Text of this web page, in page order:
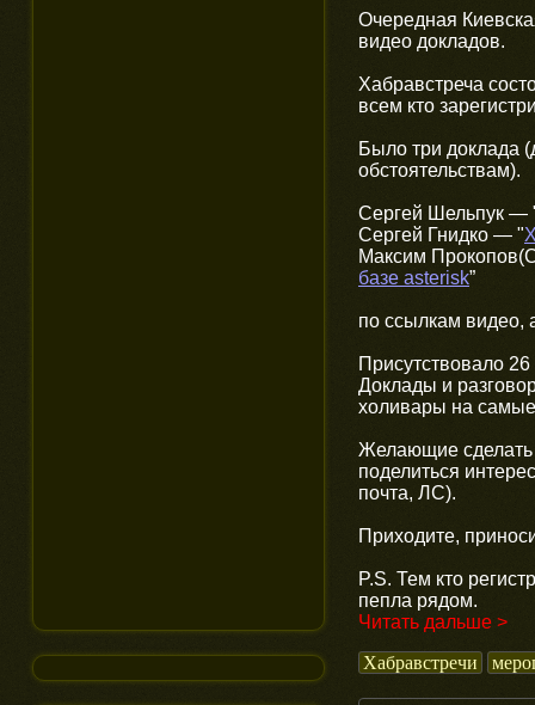
Очередная
видео докладов.
Хабравстреча
всем кто
Было три доклада
обстоятельствам).
Сергей Шельпук —
Сергей Гнидко — "
Максим
базе asterisk”
по ссылкам видео,
Присутствовало
Доклады и
холивары на
Желающие сделать
поделиться
почта, ЛС).
Приходите,
P.S. Тем кто
пепла рядом.
Читать дальше >
Хабравстречи